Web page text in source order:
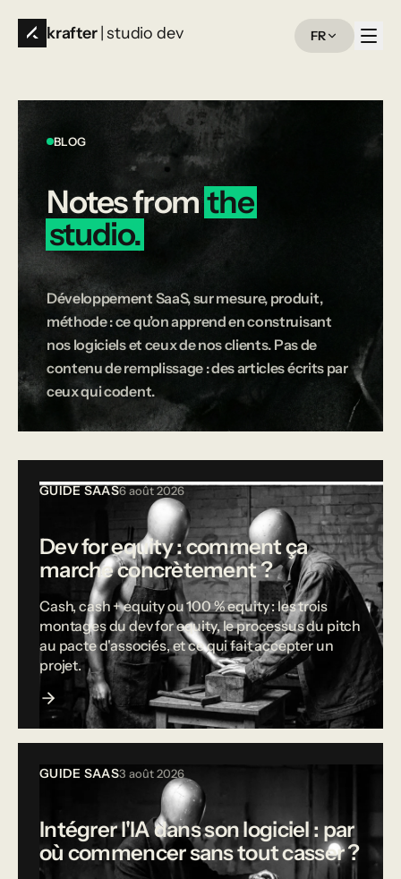
krafter | studio dev FR
BLOG
Notesfrom the
studio.
Développement SaaS, sur mesure, produit,
méthode : ce qu’on apprend en construisant
nos logiciels et ceux de nos clients. Pas de
contenu de remplissage : des articles écrits par
ceux qui codent.
GUIDE SAAS6 août 2026
Dev for equity : comment ça
marche concrètement ?
Cash, cash + equity ou 100 % equity : les trois
montages du dev for equity, le processus du pitch
au pacte d'associés, et ce qui fait accepter un
projet.
GUIDE SAAS3 août 2026
Intégrer l'IA dans son logiciel : par
où commencer sans tout casser ?